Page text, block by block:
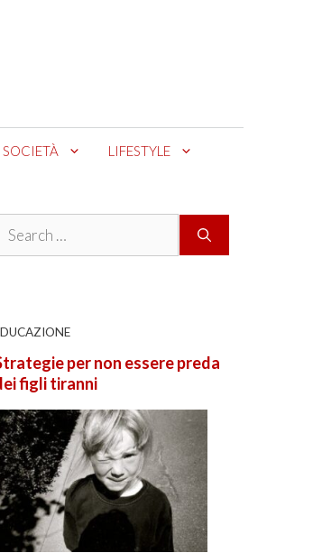
SOCIETÀ LIFESTYLE
Search
per non essere preda
figli tiranni